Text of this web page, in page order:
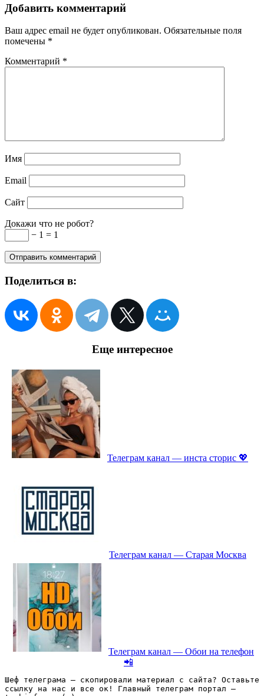
Добавить комментарий
Ваш адрес email не будет опубликован. Обязательные поля
помечены *
Комментарий *
Имя
Email
Сайт
Докажи что не робот?
− 1 = 1
Поделиться в:
Еще интересное
Телеграм канал — инста сторис 💖
Телеграм канал — Старая Москва
Телеграм канал — Обои на телефон
📲
Шеф телеграма – скопировали материал с сайта? Оставьте
ссылку на нас и все ок! Главный телеграм портал –